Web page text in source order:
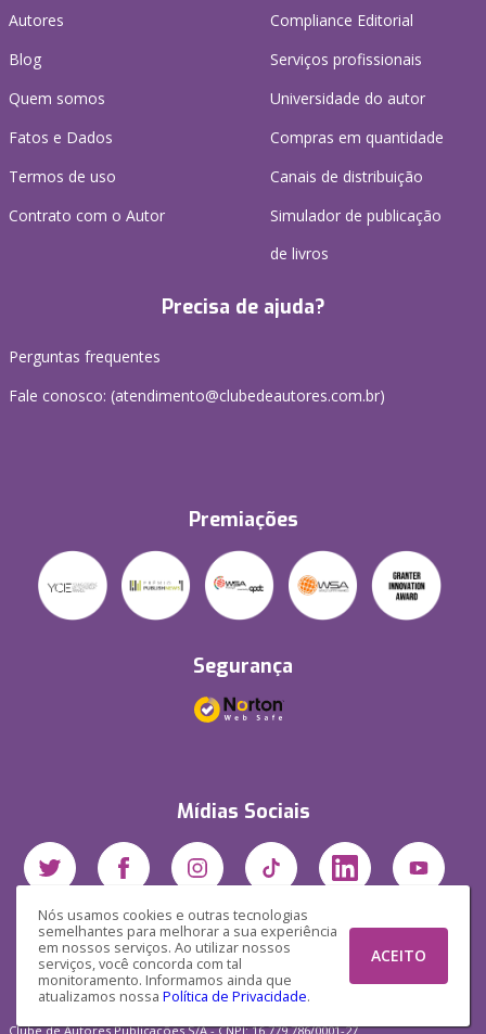
Nós usamos cookies e outras tecnologias
semelhantes para melhorar a sua experiência
em nossos serviços. Ao utilizar nossos
serviços, você concorda com tal
monitoramento. Informamos ainda que
atualizamos nossa Política de Privacidade.
ACEITO
Autores
Blog
Quem somos
Fatos e Dados
Termos de uso
Contrato com o Autor
Compliance Editorial
Serviços profissionais
Universidade do autor
Compras em quantidade
Canais de distribuição
Simulador de publicação
de livros
Precisa de ajuda?
Perguntas frequentes
Fale conosco: (atendimento@clubedeautores.com.br)
Premiações
Segurança
Mídias Sociais
Clube de Autores Publicações S/A - CNPJ: 16.779.786/0001-27